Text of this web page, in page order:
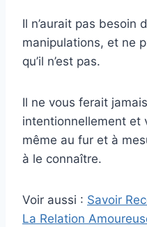
Il n’aurait pas besoin
manipulations, et ne
qu’il n’est pas.
Il ne vous ferait
intentionnellement et
même au fur et à
à le connaître.
Voir aussi : Savoir
La Relation